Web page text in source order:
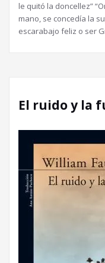
le quitó la doncellez”
mano, se concedía la
escarabajo feliz o ser
El ruido y la